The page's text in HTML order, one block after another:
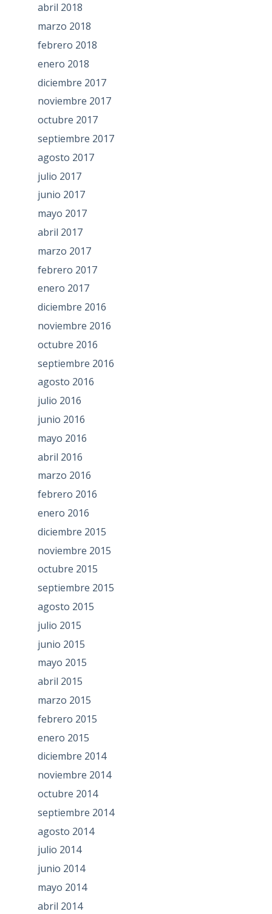
abril 2018
marzo 2018
febrero 2018
enero 2018
diciembre 2017
noviembre 2017
octubre 2017
septiembre 2017
agosto 2017
julio 2017
junio 2017
mayo 2017
abril 2017
marzo 2017
febrero 2017
enero 2017
diciembre 2016
noviembre 2016
octubre 2016
septiembre 2016
agosto 2016
julio 2016
junio 2016
mayo 2016
abril 2016
marzo 2016
febrero 2016
enero 2016
diciembre 2015
noviembre 2015
octubre 2015
septiembre 2015
agosto 2015
julio 2015
junio 2015
mayo 2015
abril 2015
marzo 2015
febrero 2015
enero 2015
diciembre 2014
noviembre 2014
octubre 2014
septiembre 2014
agosto 2014
julio 2014
junio 2014
mayo 2014
abril 2014